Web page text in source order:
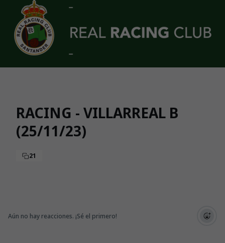
Skip to main content
RACING - VILLARREAL B
(25/11/23)
21
Aún no hay reacciones. ¡Sé el primero!